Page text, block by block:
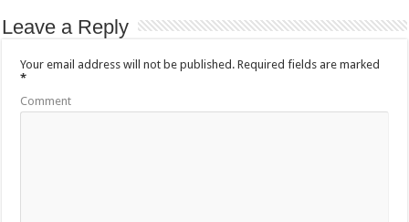
Leave a Reply
Your email address will not be published. Required fields are marked
*
Comment